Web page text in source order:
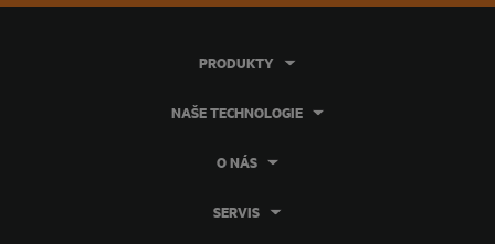
PRODUKTY
NAŠE TECHNOLOGIE
O NÁS
SERVIS